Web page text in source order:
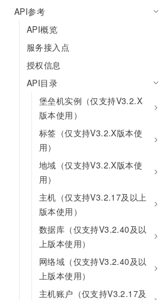
API参考
API概览
服务接入点
授权信息
API目录
堡垒机实例（仅支持V3.2.X
版本使用）
标签（仅支持V3.2.X版本使
用）
地域（仅支持V3.2.X版本使
用）
主机（仅支持V3.2.17及以上
版本使用）
数据库（仅支持V3.2.40及以
上版本使用）
网络域（仅支持V3.2.40及以
上版本使用）
主机账户（仅支持V3.2.17及
专有云